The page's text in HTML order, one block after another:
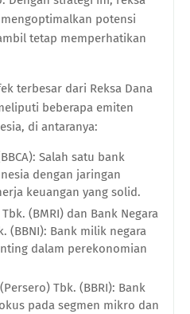
potensi
tetap memperhatikan
terbesar dari Reksa Dana
beberapa emiten
di antaranya:
Salah satu bank
dengan jaringan
keuangan yang solid.
(BMRI) dan Bank Negara
(BBNI): Bank milik negara
dalam perekonomian
Tbk. (BBRI): Bank
pada segmen mikro dan